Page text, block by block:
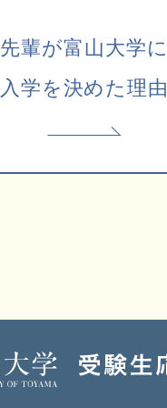
先輩が富山大学に
入学を決めた理由